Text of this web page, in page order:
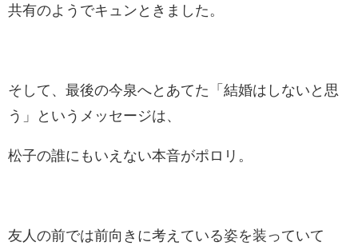
共有のようでキュンときました。
そして、最後の今泉へとあてた「結婚はしないと思
う」というメッセージは、
松子の誰にもいえない本音がポロリ。
友人の前では前向きに考えている姿を装っていて